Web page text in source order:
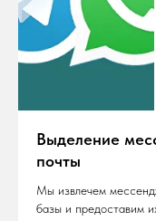
Выделение
почты
Мы извлечем
базы и предоставим